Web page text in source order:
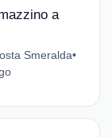
a
Smeralda•